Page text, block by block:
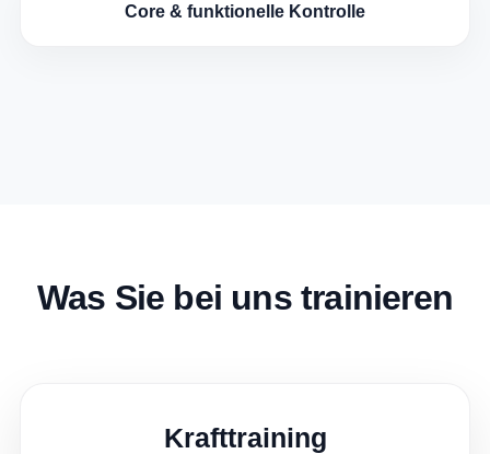
Core & funktionelle Kontrolle
Was Sie bei uns trainieren
Krafttraining